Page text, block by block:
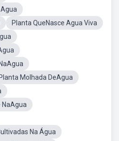
Planta QueNasce Agua Viva
Planta Molhada DeAgua
NaAgua
Na Água